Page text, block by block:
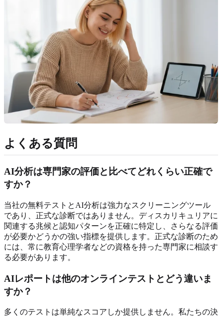
よくある質問
AI分析は専門家の評価と比べてどれくらい正確で
すか？
当社の無料テストとAI分析は強力なスクリーニングツール
であり、正式な診断ではありません。ディスカリキュリアに
関連する兆候と認知パターンを正確に特定し、さらなる評価
が必要かどうかの強い指標を提供します。正式な診断のため
には、常に教育心理学者などの資格を持った専門家に相談す
る必要があります。
AIレポートは他のオンラインテストとどう違いま
すか？
多くのテストは単純なスコアしか提供しません。私たちの決